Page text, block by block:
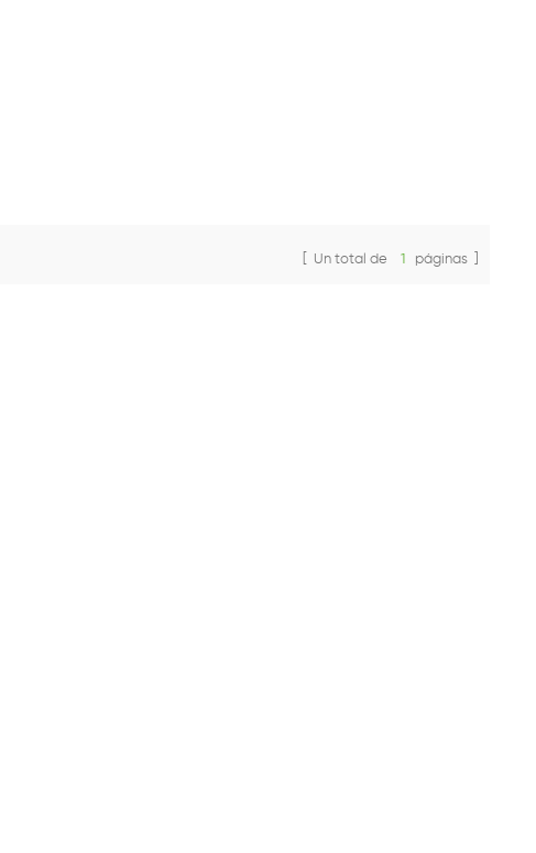
[ Un total de 1 páginas ]